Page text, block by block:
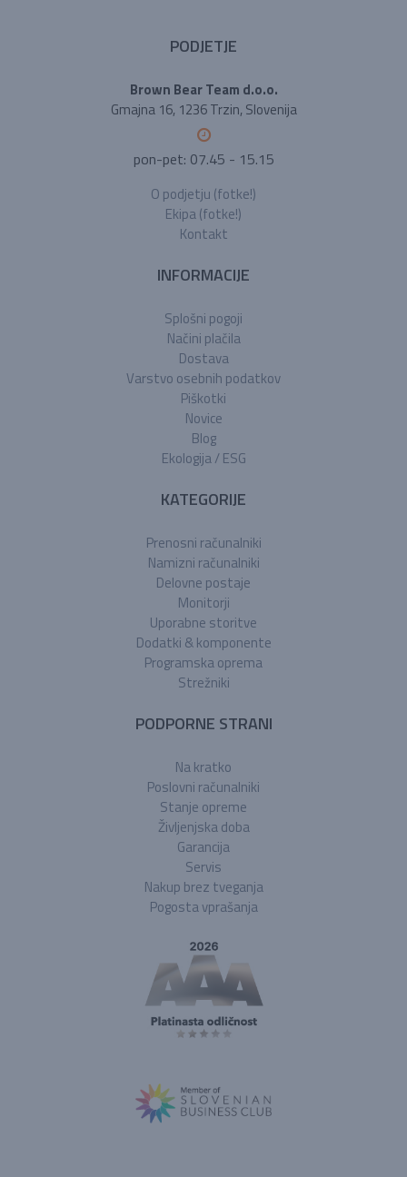
PODJETJE
Brown Bear Team d.o.o.
Gmajna 16, 1236 Trzin, Slovenija
pon-pet: 07.45 - 15.15
O podjetju (fotke!)
Ekipa (fotke!)
Kontakt
INFORMACIJE
Splošni pogoji
Načini plačila
Dostava
Varstvo osebnih podatkov
Piškotki
Novice
Blog
Ekologija / ESG
KATEGORIJE
Prenosni računalniki
Namizni računalniki
Delovne postaje
Monitorji
Uporabne storitve
Dodatki & komponente
Programska oprema
Strežniki
PODPORNE STRANI
Na kratko
Poslovni računalniki
Stanje opreme
Življenjska doba
Garancija
Servis
Nakup brez tveganja
Pogosta vprašanja